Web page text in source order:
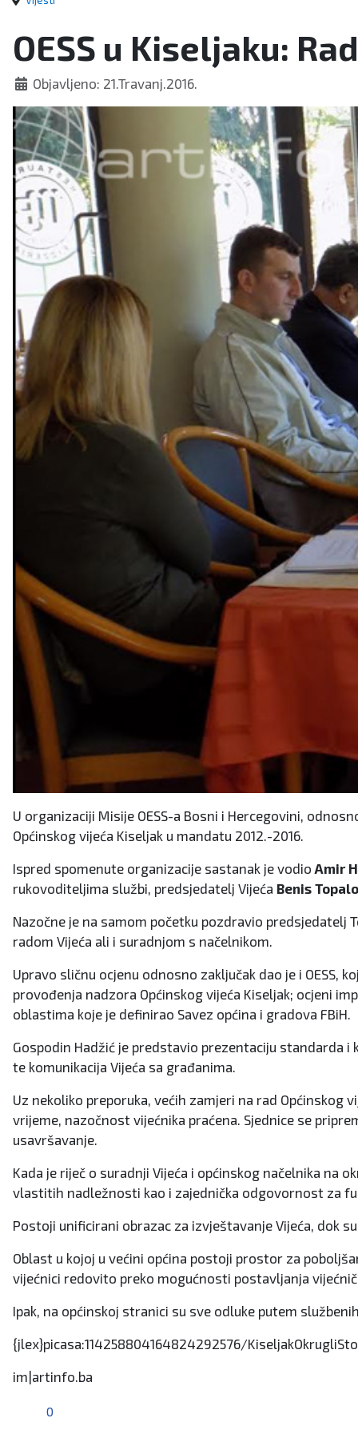
OESS u Kiseljaku:
Objavljeno: 21.Travanj.2016.
U organizaciji Misije OESS-a Bosni i Hercegovini,
Općinskog vijeća Kiseljak u mandatu 2012.-2016.
Ispred spomenute organizacije sastanak je vodio Amir
rukovoditeljima službi, predsjedatelj Vijeća Benis
Nazočne je na samom početku pozdravio predsjedatelj
radom Vijeća ali i suradnjom s načelnikom.
Upravo sličnu ocjenu odnosno zaključak dao je i OESS,
provođenja nadzora Općinskog vijeća Kiseljak; ocjeni
oblastima koje je definirao Savez općina i gradova FBiH.
Gospodin Hadžić je predstavio prezentaciju standarda
te komunikacija Vijeća sa građanima.
Uz nekoliko preporuka, većih zamjeri na rad
vrijeme, nazočnost vijećnika praćena. Sjednice se
usavršavanje.
Kada je riječ o suradnji Vijeća i općinskog načelnika na
vlastitih nadležnosti kao i zajednička odgovornost za
Postoji unificirani obrazac za izvještavanje Vijeća, dok
Oblast u kojoj u većini općina postoji prostor za
vijećnici redovito preko mogućnosti postavljanja
Ipak, na općinskoj stranici su sve odluke putem
{jlex}picasa:114258804164824292576/
im|artinfo.ba
0